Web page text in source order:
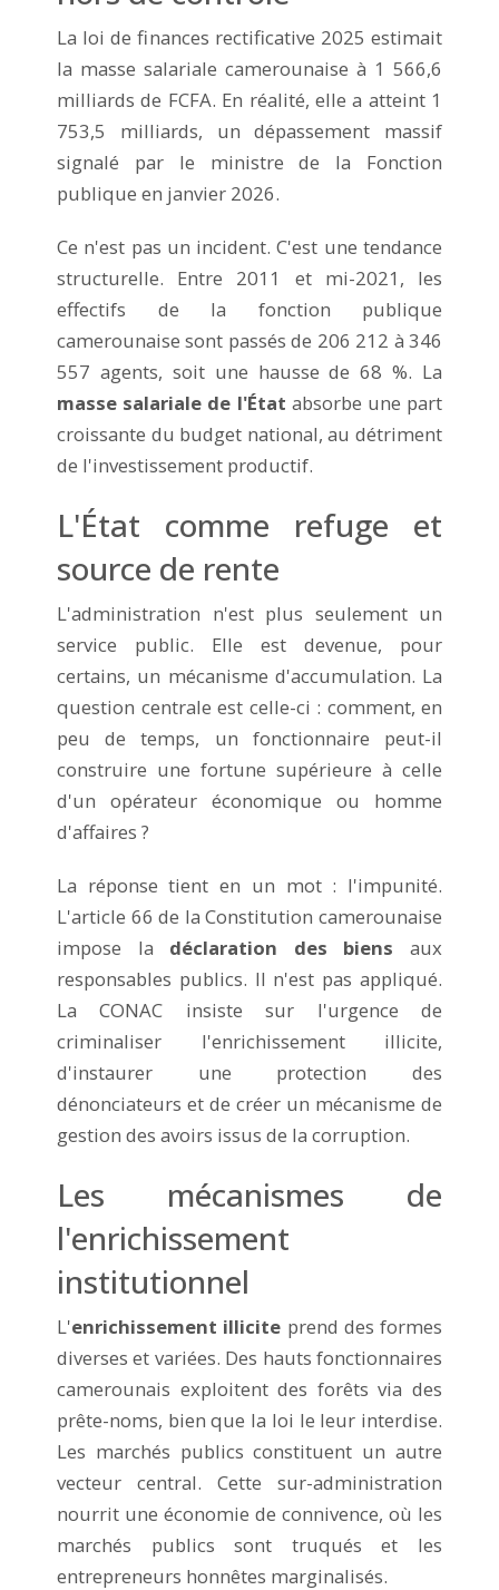
La loi de finances rectificative 2025 estimait
la masse salariale camerounaise à 1 566,6
milliards de FCFA. En réalité, elle a atteint 1
753,5 milliards, un dépassement massif
signalé par le ministre de la Fonction
publique en janvier 2026.
Ce n'est pas un incident. C'est une tendance
structurelle. Entre 2011 et mi-2021, les
effectifs de la fonction publique
camerounaise sont passés de 206 212 à 346
557 agents, soit une hausse de 68 %. La
masse salariale de l'État absorbe une part
croissante du budget national, au détriment
de l'investissement productif.
L'État comme refuge et
source de rente
L'administration n'est plus seulement un
service public. Elle est devenue, pour
certains, un mécanisme d'accumulation. La
question centrale est celle-ci : comment, en
peu de temps, un fonctionnaire peut-il
construire une fortune supérieure à celle
d'un opérateur économique ou homme
d'affaires ?
La réponse tient en un mot : l'impunité.
L'article 66 de la Constitution camerounaise
impose la déclaration des biens aux
responsables publics. Il n'est pas appliqué.
La CONAC insiste sur l'urgence de
criminaliser l'enrichissement illicite,
d'instaurer une protection des
dénonciateurs et de créer un mécanisme de
gestion des avoirs issus de la corruption.
Les mécanismes de
l'enrichissement
institutionnel
L'enrichissement illicite prend des formes
diverses et variées. Des hauts fonctionnaires
camerounais exploitent des forêts via des
prête-noms, bien que la loi le leur interdise.
Les marchés publics constituent un autre
vecteur central. Cette sur-administration
nourrit une économie de connivence, où les
marchés publics sont truqués et les
entrepreneurs honnêtes marginalisés.